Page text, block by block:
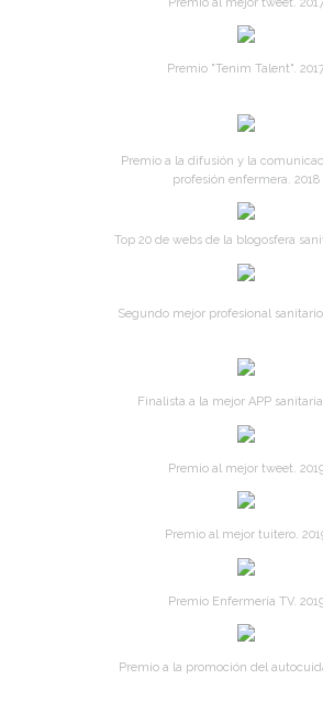
Premio "Tenim Talent".
Premio a la difusión y la
profesión enfermera. 2018
Top 20 de webs de la blogosfera
Segundo mejor profesional sanitario
Finalista a la mejor APP
Premio al mejor tweet.
Premio al mejor tuitero.
Premio Enfermería TV.
Premio a la promoción del